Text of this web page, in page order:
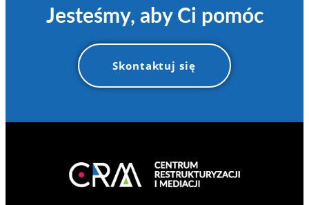
Jesteśmy, aby Ci pomóc
Skontaktuj się